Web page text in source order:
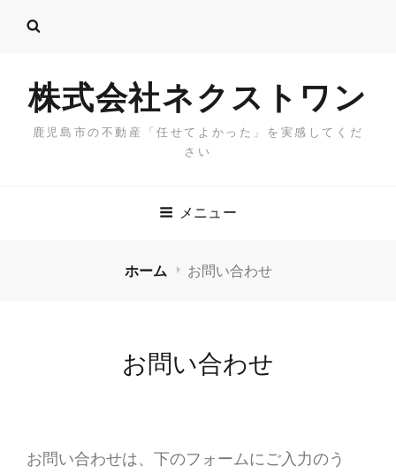
株式会社ネクストワン
鹿児島市の不動産「任せてよかった」を実感してくだ
さい
メニュー
ホーム お問い合わせ
お問い合わせ
お問い合わせは、下のフォームにご入力のう